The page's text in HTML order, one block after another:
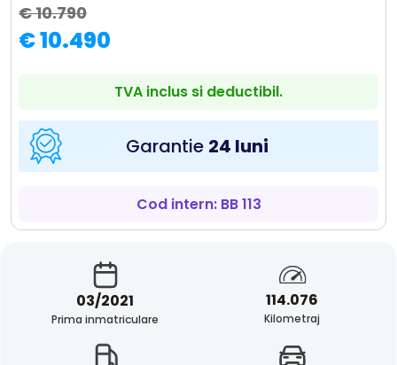
€ 10.790
€ 10.490
TVA inclus si deductibil.
Garantie 24 luni
Cod intern: BB 113
03/2021
Prima inmatriculare
114.076
Kilometraj